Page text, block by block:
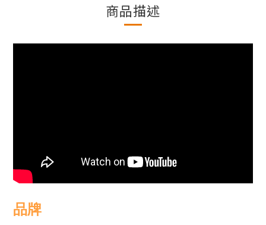
商品描述
品牌